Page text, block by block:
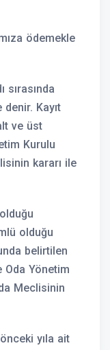
ödemekle
sırasında
Kayıt
ve üst
Kurulu
kararı ile
olduğu
belirtilen
Oda Yönetim
Meclisinin
yıla ait